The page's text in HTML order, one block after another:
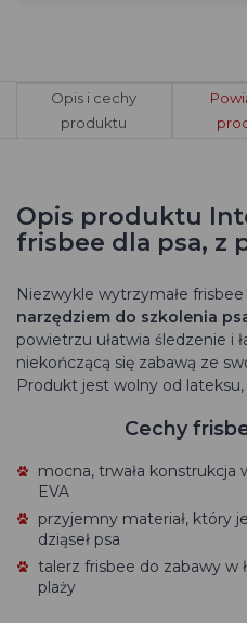
Opis i cechy
produktu
Opis produktu
frisbee dla psa, z
Niezwykle wytrzymałe
narzędziem do szkolenia
powietrzu ułatwia śledzenie i
niekończącą się zabawą ze
Produkt jest wolny od
Cechy
mocna, trwała konstrukcja
EVA
przyjemny materiał, który
dziąseł psa
talerz frisbee do zabawy w
plaży